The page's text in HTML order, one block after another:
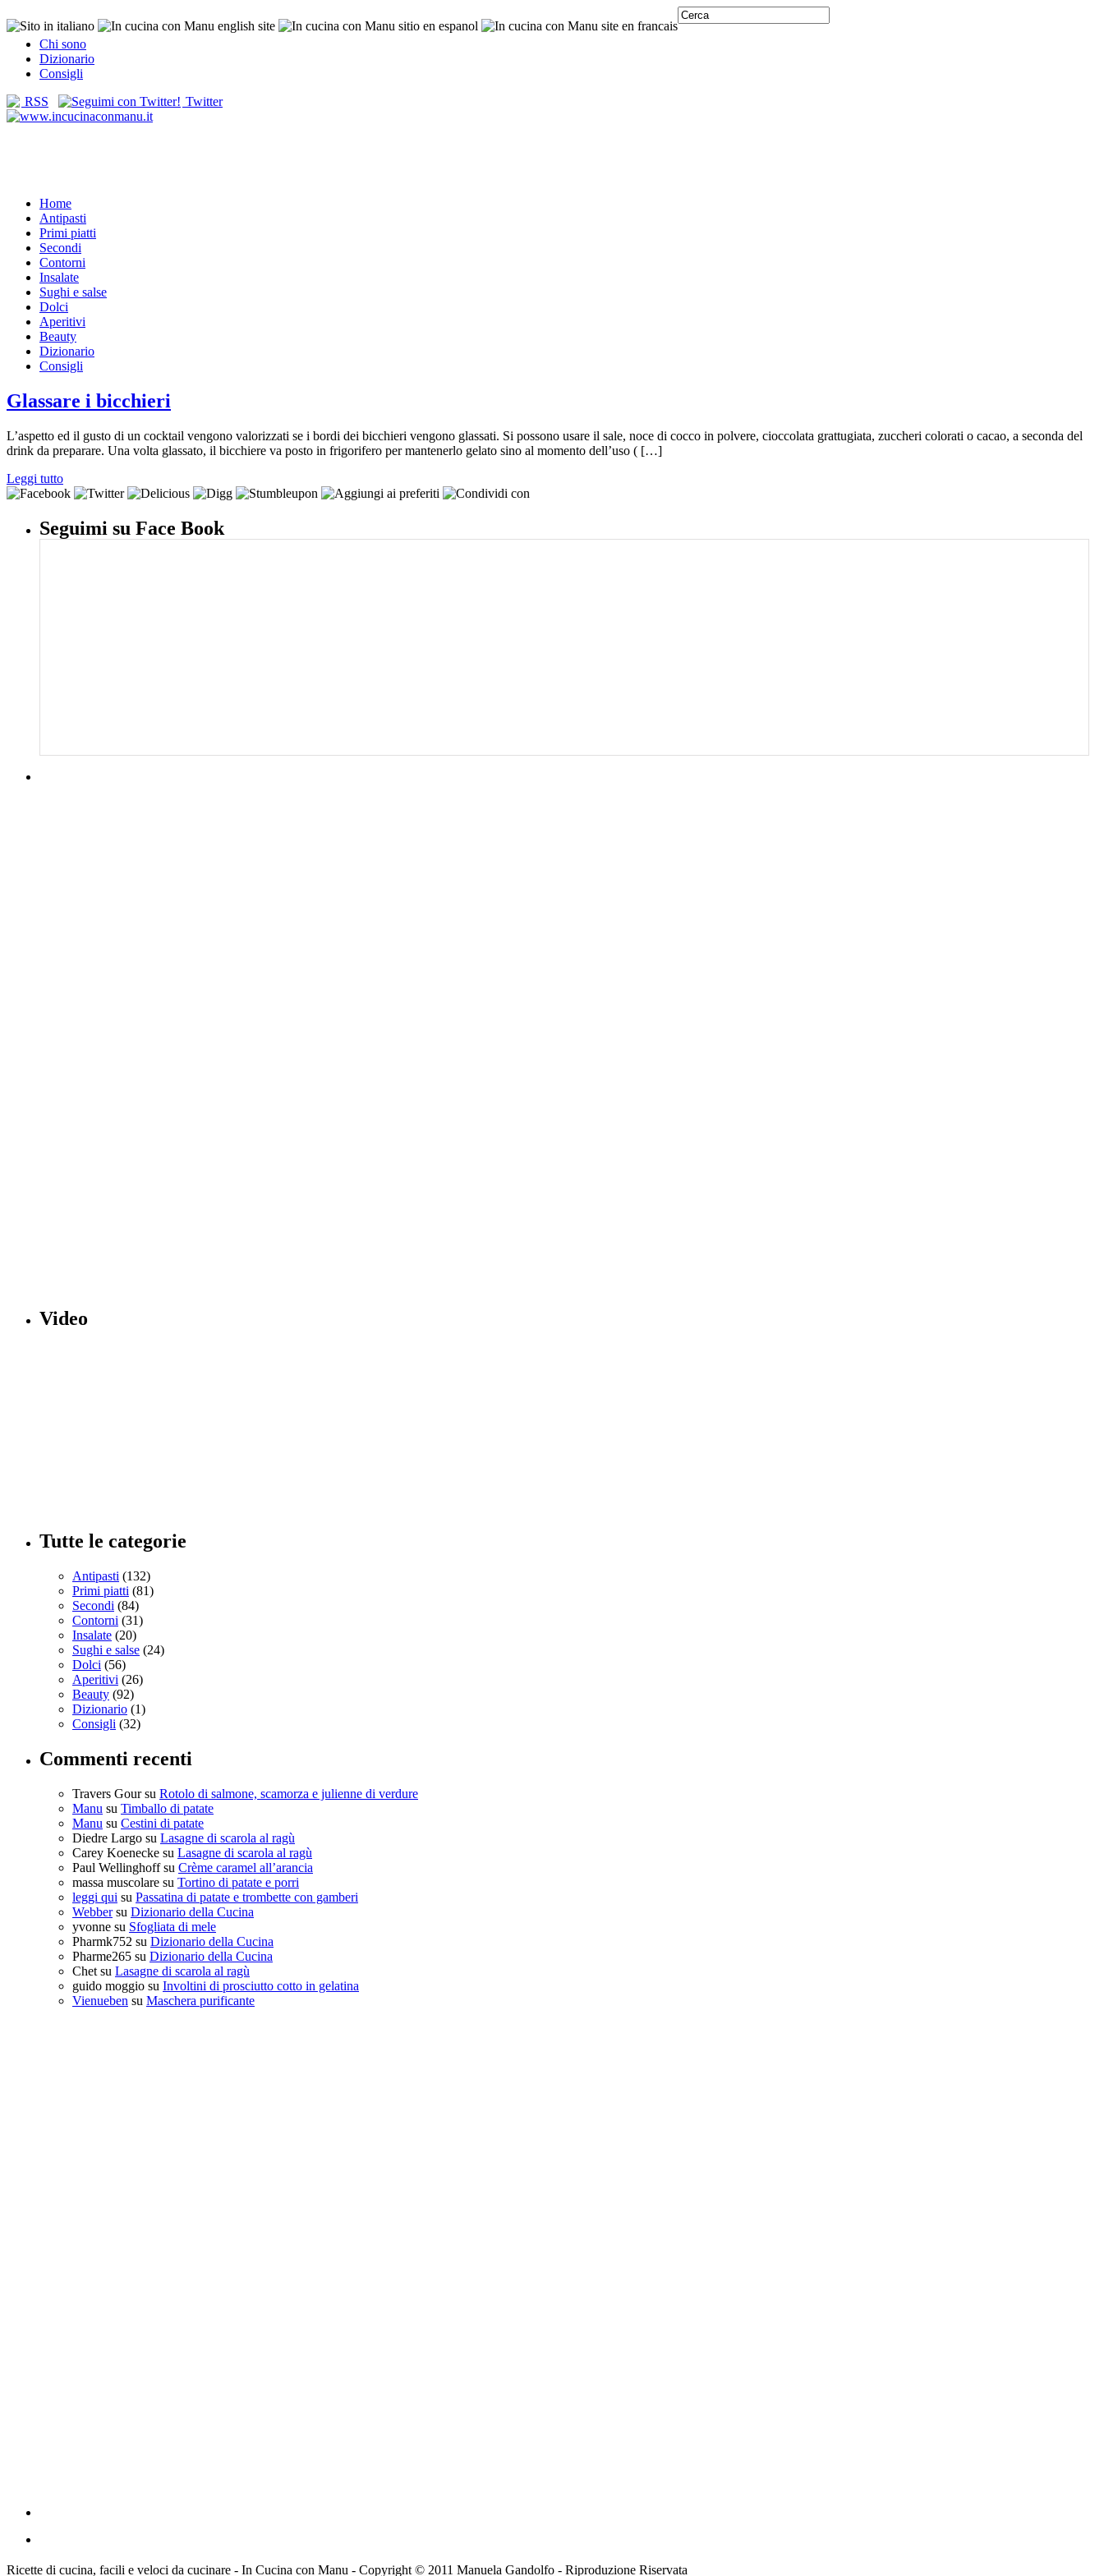
Chi sono
Dizionario
Consigli
RSS
Twitter
Home
Antipasti
Primi piatti
Secondi
Contorni
Insalate
Sughi e salse
Dolci
Aperitivi
Beauty
Dizionario
Consigli
Glassare i bicchieri
L’aspetto ed il gusto di un cocktail vengono valorizzati se i bordi dei bicchieri vengono glassati. Si possono usare il sale, noce di cocco in polvere, cioccolata grattugiata, zuccheri colorati o cacao, a seconda del
drink da preparare. Una volta glassato, il bicchiere va posto in frigorifero per mantenerlo gelato sino al momento dell’uso ( […]
Leggi tutto
Seguimi su Face Book
Video
Tutte le categorie
Antipasti (132)
Primi piatti (81)
Secondi (84)
Contorni (31)
Insalate (20)
Sughi e salse (24)
Dolci (56)
Aperitivi (26)
Beauty (92)
Dizionario (1)
Consigli (32)
Commenti recenti
Travers Goursu Rotolo di salmone, scamorza e julienne di verdure
Manu su Timballo di patate
Manu su Cestini di patate
Diedre Largo su Lasagne di scarola al ragù
Carey Koenecke su Lasagne di scarola al ragù
Paul Wellinghoffsu Crème caramel all’arancia
massa muscolare su Tortino di patate e porri
leggi qui su Passatina di patate e trombette con gamberi
Webbersu Dizionario della Cucina
yvonne su Sfogliata di mele
Pharmk752 su Dizionario della Cucina
Pharme265 su Dizionario della Cucina
Chet su Lasagne di scarola al ragù
guido moggio su Involtini di prosciutto cotto in gelatina
Vienueben su Maschera purificante
Ricette di cucina, facili e veloci da cucinare - In Cucina con Manu - Copyright © 2011 Manuela Gandolfo - Riproduzione Riservata